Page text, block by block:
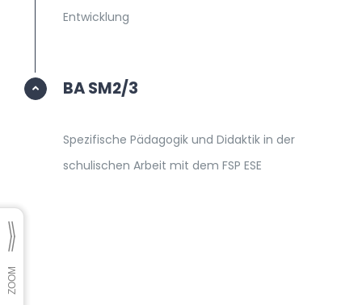
Entwicklung
BA SM2/3
Spezifische Pädagogik und Didaktik in der
schulischen Arbeit mit dem FSP ESE